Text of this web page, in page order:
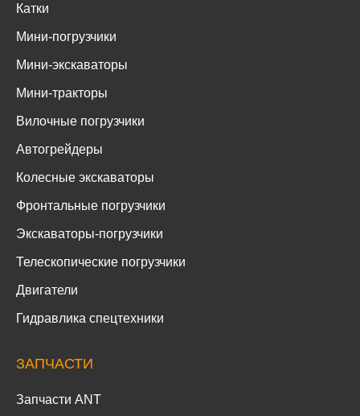
Катки
Мини-погрузчики
Мини-экскаваторы
Мини-тракторы
Вилочные погрузчики
Автогрейдеры
Колесные экскаваторы
Фронтальные погрузчики
Экскаваторы-погрузчики
Телескопические погрузчики
Двигатели
Гидравлика спецтехники
ЗАПЧАСТИ
Запчасти ANT